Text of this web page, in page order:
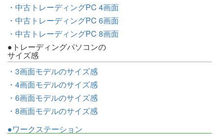
・中古トレーディングPC 4画面
・中古トレーディングPC 6画面
・中古トレーディングPC 8画面
●トレーディングパソコンの
サイズ感
・3画面モデルのサイズ感
・4画面モデルのサイズ感
・6画面モデルのサイズ感
・8画面モデルのサイズ感
●ワークステーション